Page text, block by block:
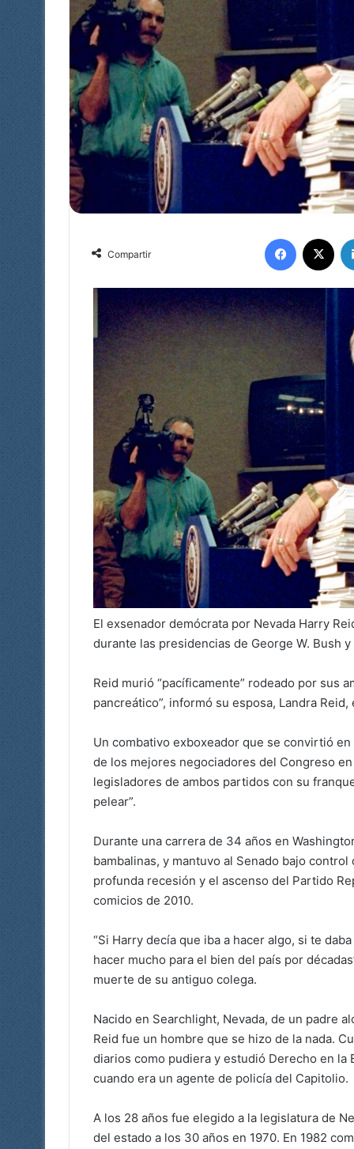
Compartir
El exsenador demócrata por Nevada Harry
durante las presidencias de George W. Bush
Reid murió “pacíficamente” rodeado por sus
pancreático”, informó su esposa, Landra
Un combativo exboxeador que se convirtió
de los mejores negociadores del Congreso
legisladores de ambos partidos con su
pelear”.
Durante una carrera de 34 años en
bambalinas, y mantuvo al Senado bajo
profunda recesión y el ascenso del Partido
comicios de 2010.
“Si Harry decía que iba a hacer algo, si te
hacer mucho para el bien del país por
muerte de su antiguo colega.
Nacido en Searchlight, Nevada, de un padre
Reid fue un hombre que se hizo de la nada.
diarios como pudiera y estudió Derecho en la
cuando era un agente de policía del Capitolio.
A los 28 años fue elegido a la legislatura de
del estado a los 30 años en 1970. En 1982